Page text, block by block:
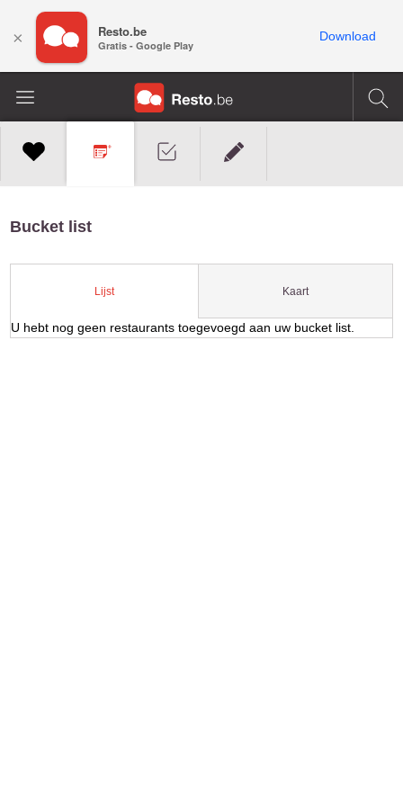
Bucket list
Lijst Kaart
U hebt nog geen restaurants toegevoegd aan uw bucket list.
× Resto.be
Gratis - Google Play
Download